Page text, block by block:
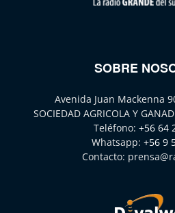
SOBRE
Avenida Juan Mackenna
SOCIEDAD AGRICOLA Y
Teléfono: +56 64
Whatsapp: +56 9
Contacto: